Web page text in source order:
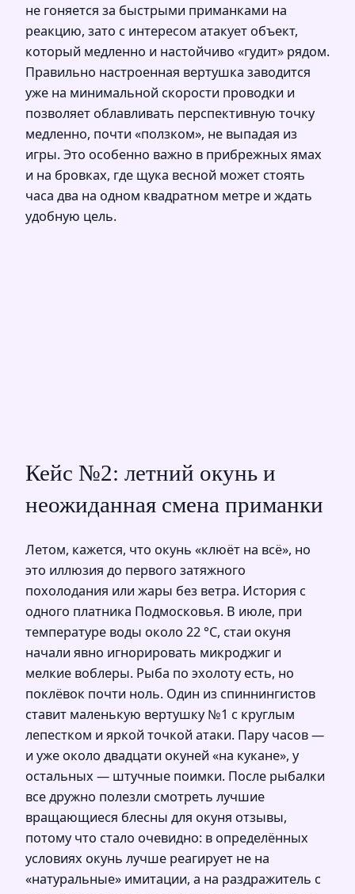
не гоняется за быстрыми приманками на
реакцию, зато с интересом атакует объект,
который медленно и настойчиво «гудит» рядом.
Правильно настроенная вертушка заводится
уже на минимальной скорости проводки и
позволяет облавливать перспективную точку
медленно, почти «ползком», не выпадая из
игры. Это особенно важно в прибрежных ямах
и на бровках, где щука весной может стоять
часа два на одном квадратном метре и ждать
удобную цель.
Кейс №2: летний окунь и
неожиданная смена приманки
Летом, кажется, что окунь «клюёт на всё», но
это иллюзия до первого затяжного
похолодания или жары без ветра. История с
одного платника Подмосковья. В июле, при
температуре воды около 22 °C, стаи окуня
начали явно игнорировать микроджиг и
мелкие воблеры. Рыба по эхолоту есть, но
поклёвок почти ноль. Один из спиннингистов
ставит маленькую вертушку №1 с круглым
лепестком и яркой точкой атаки. Пару часов —
и уже около двадцати окуней «на кукане», у
остальных — штучные поимки. После рыбалки
все дружно полезли смотреть лучшие
вращающиеся блесны для окуня отзывы,
потому что стало очевидно: в определённых
условиях окунь лучше реагирует не на
«натуральные» имитации, а на раздражитель с